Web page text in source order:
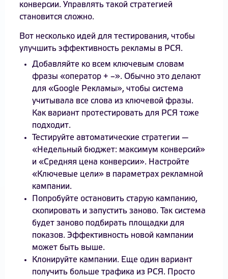
конверсии. Управлять такой стратегией
становится сложно.
Вот несколько идей для тестирования, чтобы
улучшить эффективность рекламы в РСЯ.
Добавляйте ко всем ключевым словам
фразы «оператор + –». Обычно это делают
для «Google Рекламы», чтобы система
учитывала все слова из ключевой фразы.
Как вариант протестировать для РСЯ тоже
подходит.
Тестируйте автоматические стратегии —
«Недельный бюджет: максимум конверсий»
и «Средняя цена конверсии». Настройте
«Ключевые цели» в параметрах рекламной
кампании.
Попробуйте остановить старую кампанию,
скопировать и запустить заново. Так система
будет заново подбирать площадки для
показов. Эффективность новой кампании
может быть выше.
Клонируйте кампании. Еще один вариант
получить больше трафика из РСЯ. Просто